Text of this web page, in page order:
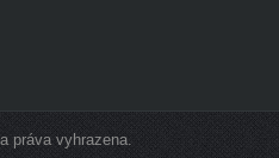
práva vyhrazena.